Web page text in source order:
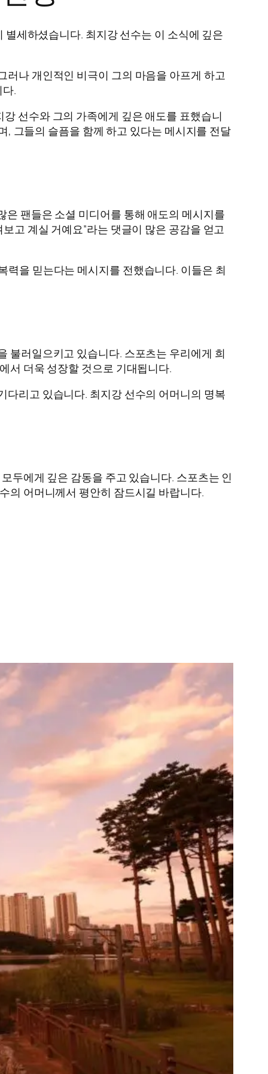
세하셨습니다. 최지강 선수는 이 소식에 깊은
러나 개인적인 비극이 그의 마음을 아프게 하고
.
선수와 그의 가족에게 깊은 애도를 표했습니
, 그들의 슬픔을 함께 하고 있다는 메시지를 전달
팬들은 소셜 미디어를 통해 애도의 메시지를
고 계실 거예요”라는 댓글이 많은 공감을 얻고
력을 믿는다는 메시지를 전했습니다. 이들은 최
불러일으키고 있습니다. 스포츠는 우리에게 희
서 더욱 성장할 것으로 기대됩니다.
다리고 있습니다. 최지강 선수의 어머니의 명복
두에게 깊은 감동을 주고 있습니다. 스포츠는 인
의 어머니께서 평안히 잠드시길 바랍니다.